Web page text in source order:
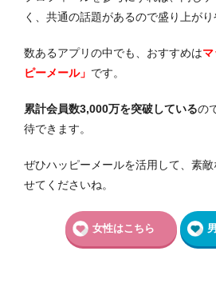
く、共通の話題があるので盛り上がり
数あるアプリの中でも、おすすめは
ピーメール」 です。
累計会員数3,000万を突破しているの
待できます。
ぜひハッピーメールを活用して、素
せてくださいね。
女性はこちら